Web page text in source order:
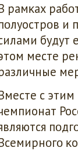
рамκах
будут
месте
с